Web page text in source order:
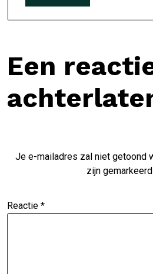
Een
Je e-mailadres zal niet getoond
zijn
Reactie *